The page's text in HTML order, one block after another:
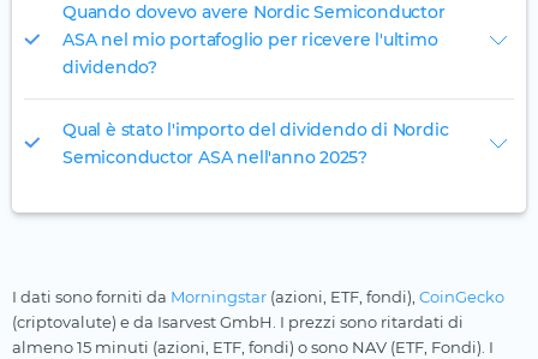
Quando dovevo avere Nordic Semiconductor
ASA nel mio portafoglio per ricevere l'ultimo
dividendo?
Qual è stato l'importo del dividendo di Nordic
Semiconductor ASA nell'anno 2025?
I dati sono forniti da Morningstar (azioni, ETF, fondi), CoinGecko
(criptovalute) e da Isarvest GmbH. I prezzi sono ritardati di
almeno 15 minuti (azioni, ETF, fondi) o sono NAV (ETF, Fondi). I